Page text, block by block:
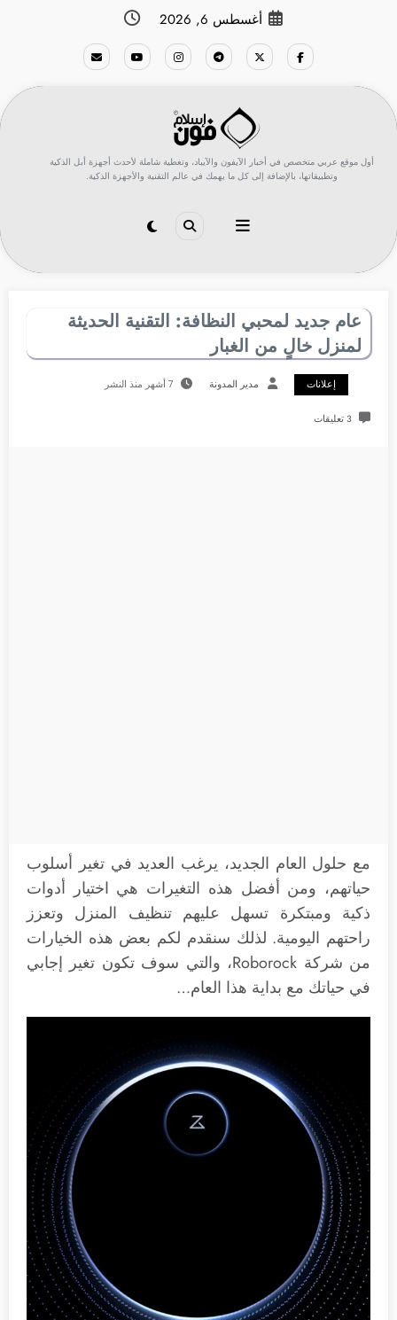
أغسطس 6, 2026
أول موقع عربي متخصص في أخبار الآيفون والآيباد، وتغطية شاملة لأحدث أجهزة أبل الذكية
وتطبيقاتها، بالإضافة إلى كل ما يهمك في عالم التقنية والأجهزة الذكية.
عام جديد لمحبي النظافة: التقنية الحديثة
لمنزل خالٍ من الغبار
إعلانات مدير المدونة 7 أشهر منذ النشر
3 تعليقات
مع حلول العام الجديد، يرغب العديد في تغير أسلوب
حياتهم، ومن أفضل هذه التغيرات هي اختيار أدوات
ذكية ومبتكرة تسهل عليهم تنظيف المنزل وتعزز
راحتهم اليومية. لذلك سنقدم لكم بعض هذه الخيارات
من شركة Roborock، والتي سوف تكون تغير إجابي
في حياتك مع بداية هذا العام…